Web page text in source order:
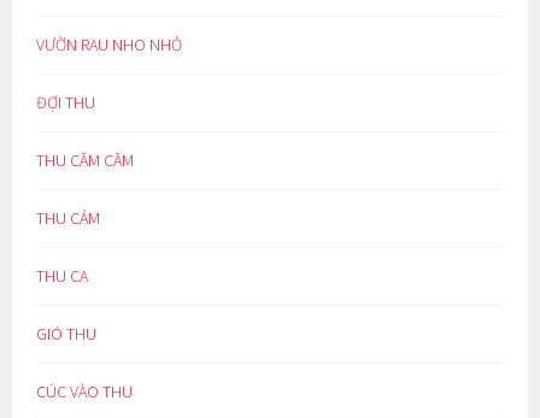
VƯỜN RAU NHO NHỎ
ĐỢI THU
THU CĂM CĂM
THU CẢM
THU CA
GIÓ THU
CÚC VÀO THU